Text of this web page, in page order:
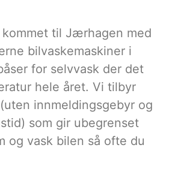
kommet til Jærhagen med
bilvaskemaskiner i
for selvvask der det
hele året. Vi tilbyr
innmeldingsgebyr og
som gir ubegrenset
og vask bilen så ofte du